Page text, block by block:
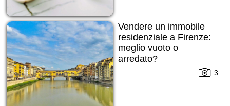
Vendere un immobile
residenziale a Firenze:
meglio vuoto o
arredato?
3